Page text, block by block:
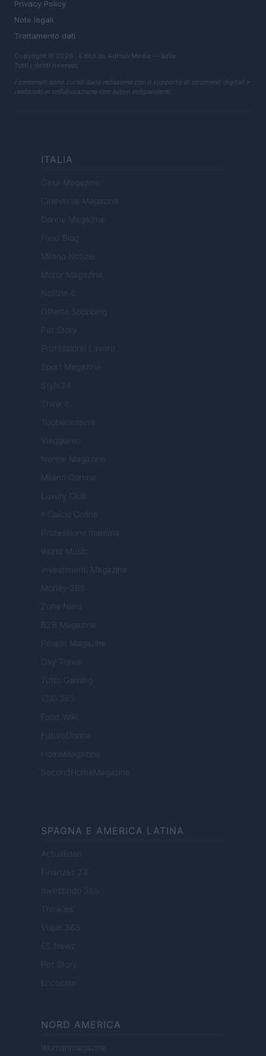
Privacy Policy
Note legali
Trattamento dati
Copyright © 2026 · Edito da AdHub Media — Italia
Tutti i diritti riservati
I contenuti sono curati dalla redazione con il supporto di strumenti digitali e
realizzati in collaborazione con autori indipendenti.
ITALIA
Casa Magazine
Cineverse Magazine
Donne Magazine
Food Blog
Milano Notizie
Motor Magazine
Notizie.it
Offerte Shopping
Pet Story
Professione Lavoro
Sport Magazine
Style24
Think.it
Tuobenessere
Viaggiamo
Nonne Magazine
Milano Cortina
Luxury Club
Il Calcio Online
Professione mamma
World Music
Investimenti Magazine
Money 365
Zona Nerd
B2B Magazine
People Magazine
Day Travel
Tutto Gaming
ESG 365
Food Wiki
FuturoDonna
HomeMagazine
SecondHomeMagazine
SPAGNA E AMERICA LATINA
Actualidad
Finanzas 24
Investindo 365
Think.es
Viajar 365
ES Newz
Pet Story
Encocina
NORD AMERICA
Womanmagazine